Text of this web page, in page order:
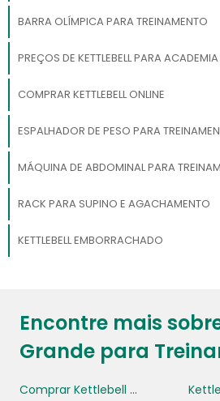
BARRA OLÍMPICA PARA TREINAMENTO
PREÇOS DE KETTLEBELL PARA ACADEMIA
COMPRAR KETTLEBELL ONLINE
ESPALHADOR DE PESO PARA
MÁQUINA DE ABDOMINAL PARA
RACK PARA SUPINO E AGACHAMENTO
KETTLEBELL EMBORRACHADO
Encontre mais
Grande para
Comprar Kettlebell Online